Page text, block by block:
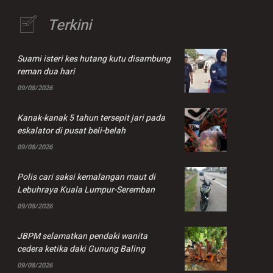
Terkini
Suami isteri kes hutang kutu disambung
reman dua hari
09/08/2026
Kanak-kanak 5 tahun tersepit jari pada
eskalator di pusat beli-belah
09/08/2026
Polis cari saksi kemalangan maut di
Lebuhraya Kuala Lumpur-Seremban
09/08/2026
JBPM selamatkan pendaki wanita
cedera ketika daki Gunung Baling
09/08/2026